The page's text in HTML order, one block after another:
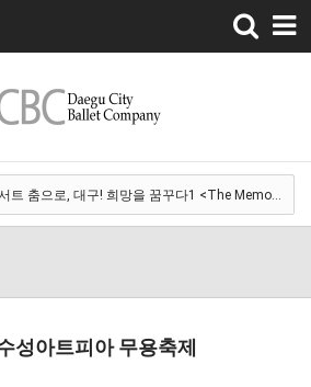
Toggle
navigation
[21.12.04] 힐링콘서트 춤으로, 대구! 희망을 꿈꾸다1 <The Memory of …
인형 아양아트센터
성아트피아 무용축제